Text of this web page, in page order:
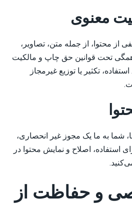
معنوی
از محتوا، از جمله متن، تصاویر،
همگی تحت قوانین حق چاپ و مالکیت
تکثیر یا توزیع غیرمجاز
شما به ما یک مجوز غیر انحصاری،
استفاده، اصلاح و نمایش محتوا در
و حفاظت از